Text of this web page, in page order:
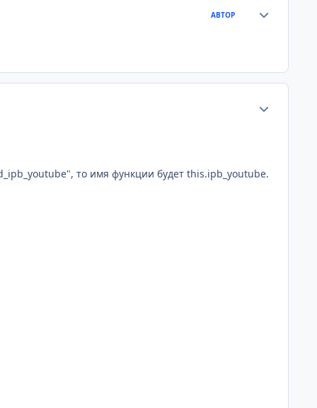
АВТОР
то имя функции будет this.ipb_youtube.